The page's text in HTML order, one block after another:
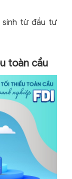
sinh từ đầu tư
toàn cầu